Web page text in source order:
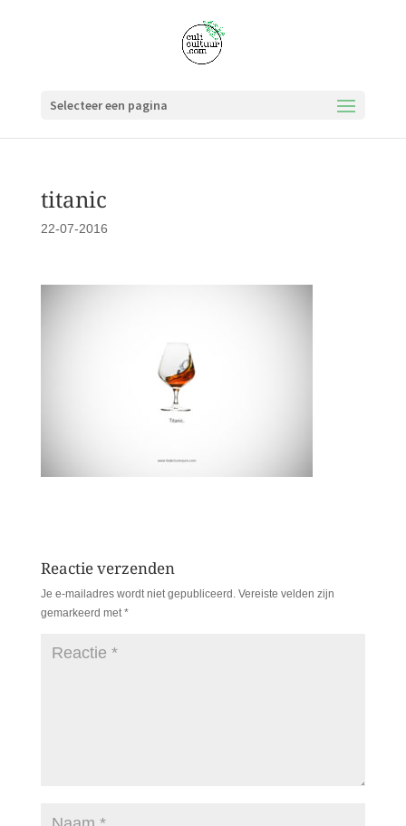
Selecteer een pagina
titanic
22-07-2016
Reactie verzenden
Je e-mailadres wordt niet gepubliceerd. Vereiste velden zijn
gemarkeerd met*